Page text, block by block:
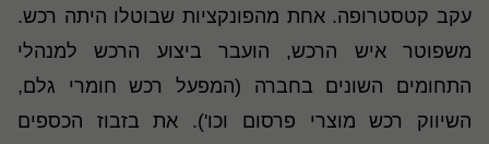
עקב קטסטרופה. אחת מהפונקציות שבוטלו היתה רכש.
משפוטר איש הרכש, הועבר ביצוע הרכש למנהלי
התחומים השונים בחברה (המפעל רכש חומרי גלם,
השיווק רכש מוצרי פרסום וכו'). את בזבוז הכספים